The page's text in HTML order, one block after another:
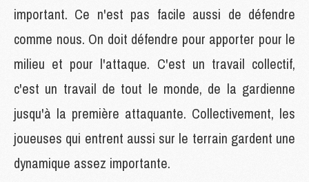
important. Ce n'est pas facile aussi de défendre
comme nous. On doit défendre pour apporter pour le
milieu et pour l'attaque. C'est un travail collectif,
c'est un travail de tout le monde, de la gardienne
jusqu'à la première attaquante. Collectivement, les
joueuses qui entrent aussi sur le terrain gardent une
dynamique assez importante.